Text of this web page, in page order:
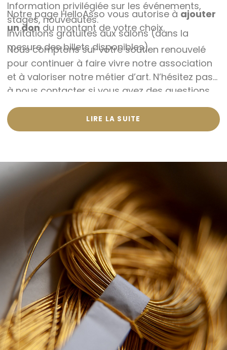
Information privilégiée sur les événements,
stages, nouveautés.
Invitations gratuites aux salons (dans la
mesure des billets disponibles).
Notre page HelloAsso vous autorise à ajouter
un don du montant de votre choix.
Nous comptons sur votre soutien renouvelé
pour continuer à faire vivre notre association
et à valoriser notre métier d’art. N’hésitez pas
à nous contacter si vous avez des questions
ou des suggestions.
LIRE LA SUITE